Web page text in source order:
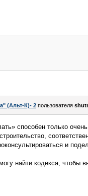
(Альт-К)- 2 пользователя
способен только
и
найти кодекса, чтобы